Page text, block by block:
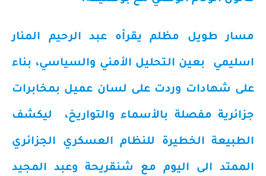
مسار طويل مظلم يقرأه عبد الرحيم المنار
اسليمي بعين التحليل الأمني والسياسي، بناء
على شهادات وردت على لسان عميل بمخابرات
جزائرية مفصلة بالأسماء والتواريخ، ليكشف
الطبيعة الخطيرة للنظام العسكري الجزائري
الممتد الى اليوم مع شنقريحة وعبد المجيد